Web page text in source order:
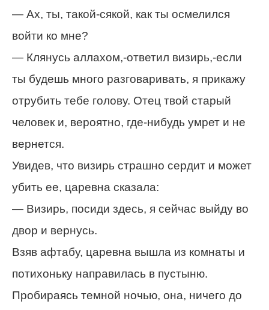
— Ах, ты, такой-сякой, как ты осмелился
войти ко мне?
— Клянусь аллахом,-ответил визирь,-если
ты будешь много разговаривать, я прикажу
отрубить тебе голову. Отец твой старый
человек и, вероятно, где-нибудь умрет и не
вернется.
Увидев, что визирь страшно сердит и может
убить ее, царевна сказала:
— Визирь, посиди здесь, я сейчас выйду во
двор и вернусь.
Взяв афтабу, царевна вышла из комнаты и
потихоньку направилась в пустыню.
Пробираясь темной ночью, она, ничего до